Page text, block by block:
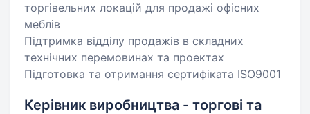
торгівельних локацій для продажі офісних
меблів
Підтримка відділу продажів в складних
технічних перемовинах та проектах
Підготовка та отримання сертифіката ISO9001
Керівник виробництва - торгові та